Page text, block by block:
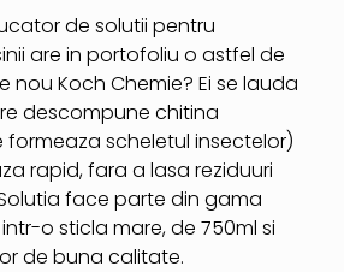
de solutii pentru
are in portofoliu o astfel de
nou Koch Chemie? Ei se lauda
descompune chitina
scheletul insectelor)
rapid, fara a lasa reziduuri
face parte din gama
o sticla mare, de 750ml si
de buna calitate.